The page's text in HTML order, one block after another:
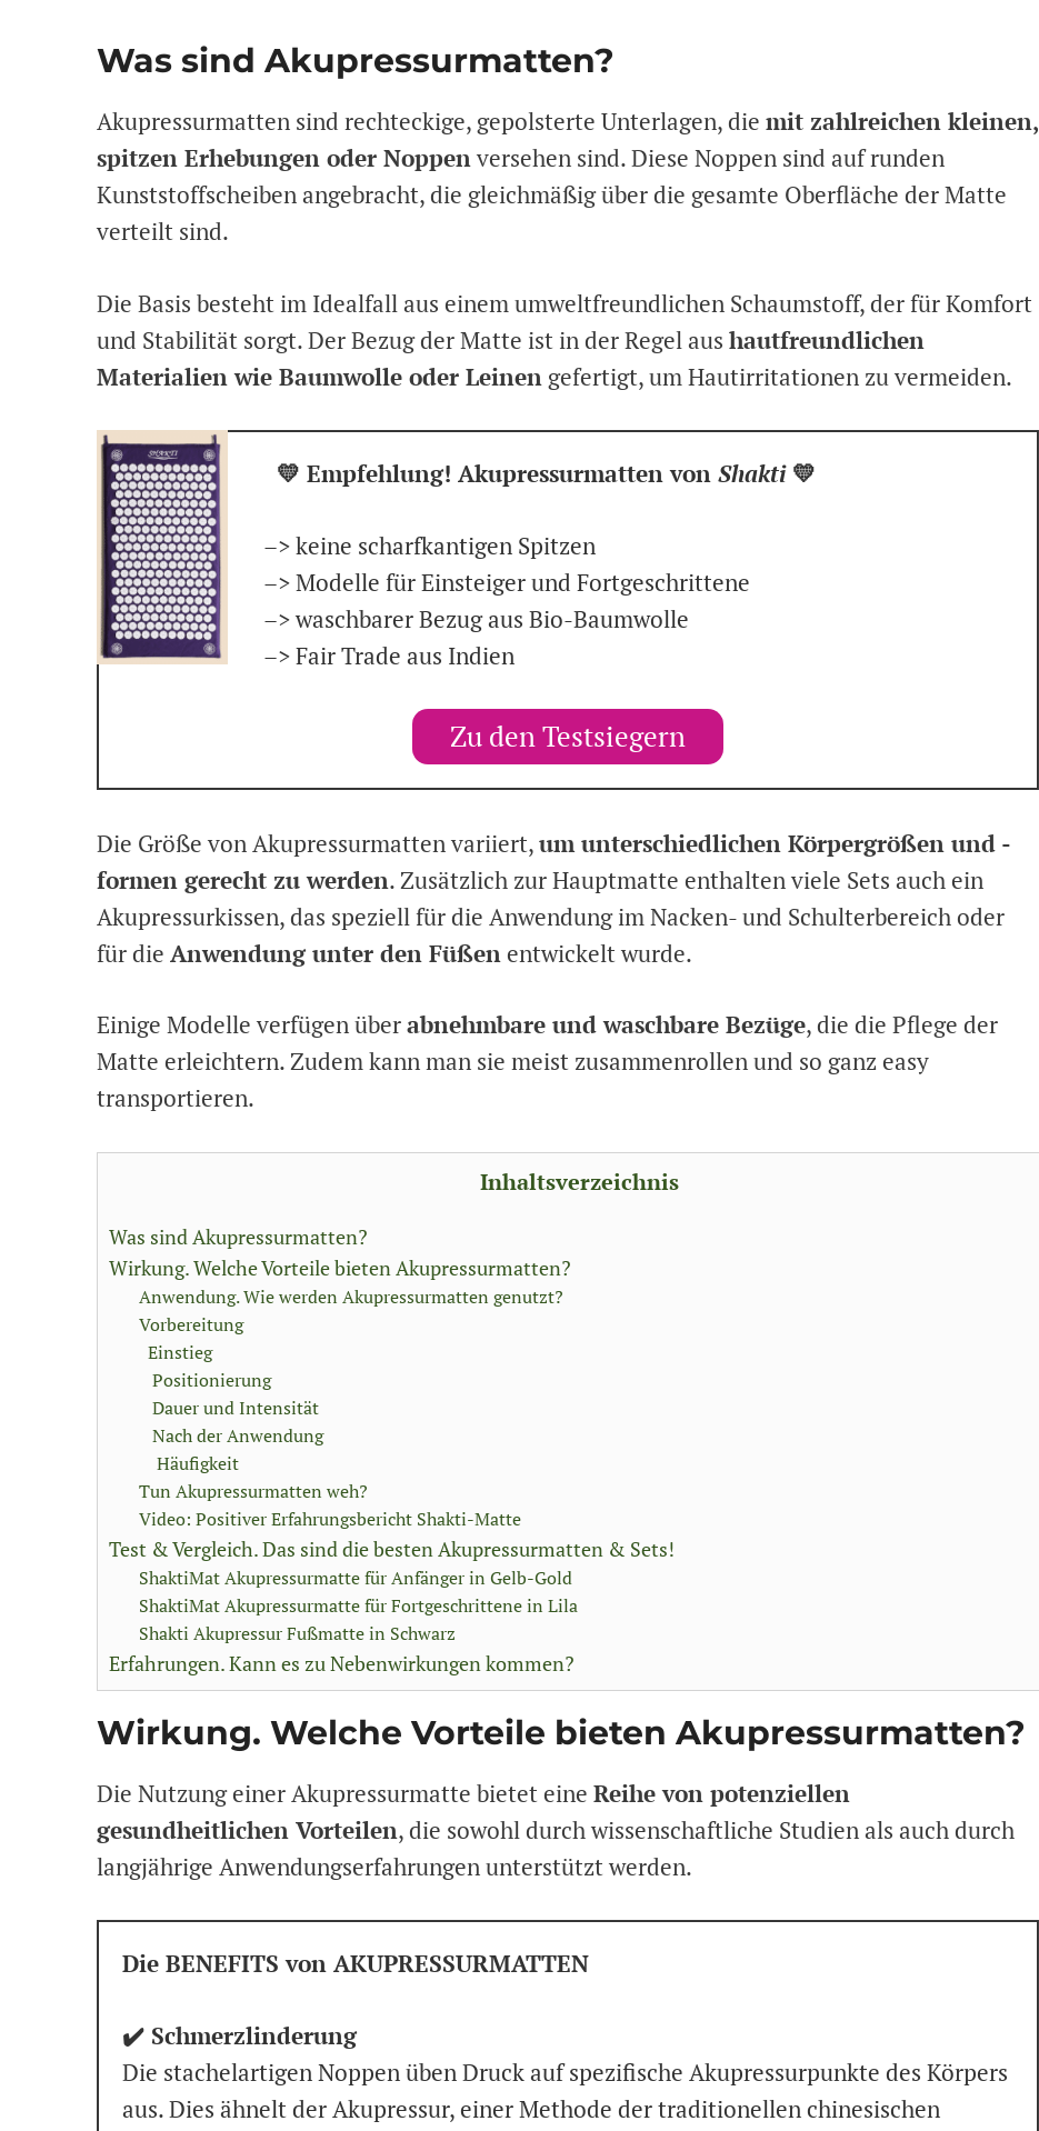
Was sind Akupressurmatten?
Akupressurmatten sind rechteckige, gepolsterte Unterlagen, die mit zahlreichen kleinen,
spitzen Erhebungen oder Noppenversehen sind. Diese Noppen sind auf runden
Kunststoffscheiben angebracht, die gleichmäßig über die gesamte Oberfläche der Matte
verteilt sind.
Die Basis besteht im Idealfall aus einem umweltfreundlichen Schaumstoff, der für Komfort
und Stabilität sorgt. Der Bezug der Matte ist in der Regel aus hautfreundlichen
Materialien wie Baumwolle oder Leinen gefertigt, um Hautirritationen zu vermeiden.
💛 Empfehlung! Akupressurmatten von Shakti💛
–> keine scharfkantigen Spitzen
–> Modelle für Einsteiger und Fortgeschrittene
–> waschbarer Bezug aus Bio-Baumwolle
–> Fair Trade aus Indien
Zu den Testsiegern
Die Größe von Akupressurmatten variiert,um unterschiedlichen Körpergrößen und -
formen gerecht zu werden. Zusätzlich zur Hauptmatte enthalten viele Sets auch ein
Akupressurkissen, das speziell für die Anwendung im Nacken- und Schulterbereich oder
für die Anwendung unter den Füßenentwickelt wurde.
Einige Modelle verfügen überabnehmbare und waschbare Bezüge, die die Pflege der
Matte erleichtern. Zudem kann man sie meist zusammenrollen und so ganz easy
transportieren.
Inhaltsverzeichnis
Was sind Akupressurmatten?
Wirkung. Welche Vorteile bieten Akupressurmatten?
Anwendung. Wie werden Akupressurmatten genutzt?
Vorbereitung
Einstieg
Positionierung
Dauer und Intensität
Nach der Anwendung
Häufigkeit
Tun Akupressurmatten weh?
Video: Positiver Erfahrungsbericht Shakti-Matte
Test & Vergleich. Das sind die besten Akupressurmatten & Sets!
ShaktiMat Akupressurmatte für Anfänger in Gelb-Gold
ShaktiMat Akupressurmatte für Fortgeschrittene in Lila
Shakti Akupressur Fußmatte in Schwarz
Erfahrungen. Kann es zu Nebenwirkungen kommen?
Wirkung. Welche Vorteile bieten Akupressurmatten?
Die Nutzung einer Akupressurmatte bietet eine Reihe von potenziellen
gesundheitlichen Vorteilen, die sowohl durch wissenschaftliche Studien als auch durch
langjährige Anwendungserfahrungen unterstützt werden.
Die BENEFITS von AKUPRESSURMATTEN
✔️ Schmerzlinderung
Die stachelartigen Noppen üben Druck auf spezifische Akupressurpunkte des Körpers
aus. Dies ähnelt der Akupressur, einer Methode der traditionellen chinesischen